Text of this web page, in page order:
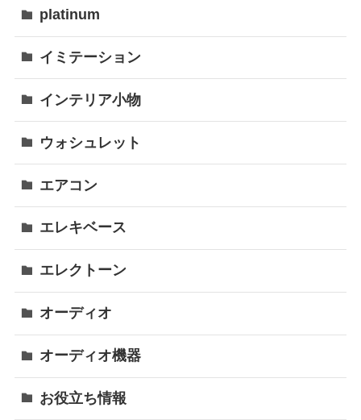
platinum
イミテーション
インテリア小物
ウォシュレット
エアコン
エレキベース
エレクトーン
オーディオ
オーディオ機器
お役立ち情報